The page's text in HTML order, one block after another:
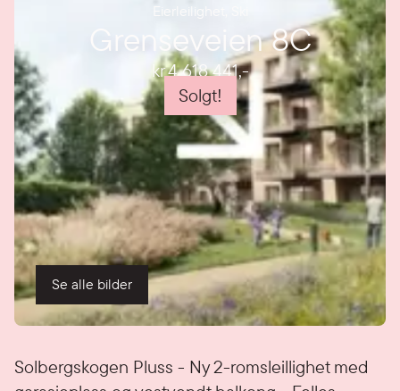
Eierleilighet
Grenseveien 8C
kr 4 618 441,-
Solgt!
Se alle bilder
Solbergskogen Pluss - Ny 2-romsleillighet med
Detaljer